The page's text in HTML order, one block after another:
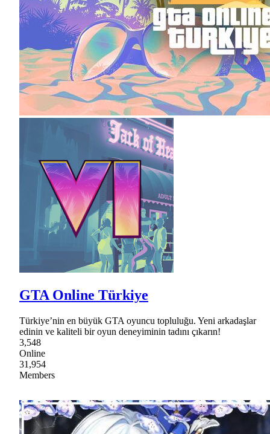
GTA Online Türkiye
Türkiye’nin en büyük GTA oyuncu topluluğu. Yeni arkadaşlar
edinin ve kaliteli bir oyun deneyiminin tadını çıkarın!
3,548
Online
31,954
Members